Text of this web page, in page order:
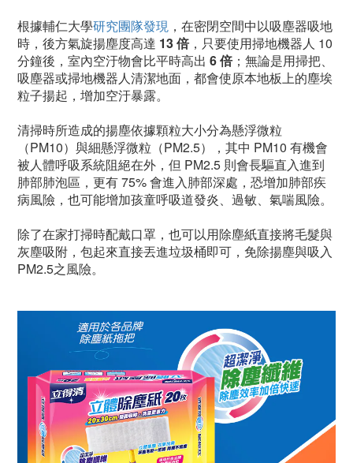
根據輔仁大學研究團隊發現 ，在密閉空間中以吸塵器吸地
時，後方氣旋揚塵度高達 13 倍，只要使用掃地機器人 10
分鐘後，室內空汙物會比平時高出 6 倍；無論是用掃把、
吸塵器或掃地機器人清潔地面，都會使原本地板上的塵埃
粒子揚起，增加空汙暴露。
清掃時所造成的揚塵依據顆粒大小分為懸浮微粒
（PM10）與細懸浮微粒（PM2.5），其中 PM10 有機會
被人體呼吸系統阻絕在外，但 PM2.5 則會長驅直入進到
肺部肺泡區，更有 75% 會進入肺部深處，恐增加肺部疾
病風險，也可能增加孩童呼吸道發炎、過敏、氣喘風險。
除了在家打掃時配戴口罩，也可以用除塵紙直接將毛髮與
灰塵吸附，包起來直接丟進垃圾桶即可，免除揚塵與吸入
PM2.5之風險。